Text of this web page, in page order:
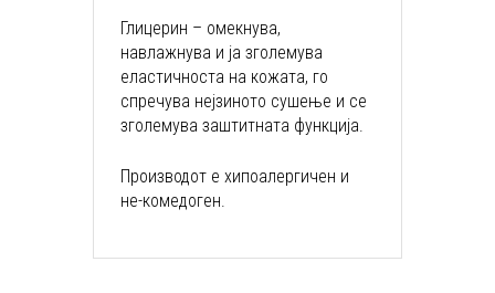
Глицерин – омекнува,
навлажнува и ја зголемува
еластичноста на кожата, го
спречува нејзиното сушење и се
зголемува заштитната функција.
Производот е хипоалергичен и
не-комедоген.